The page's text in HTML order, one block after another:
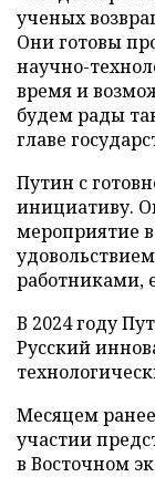
ученых
Они готовы
научно-
время и
будем рады
главе
Путин с
инициативу.
мероприятие
работниками,
В 2024 году
Русский
Месяцем
участии
в Восточном